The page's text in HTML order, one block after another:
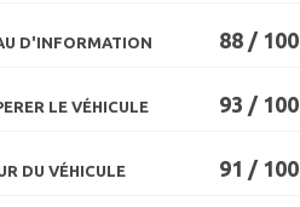
D'INFORMATION 88 / 100
LE VÉHICULE 93 / 100
DU VÉHICULE 91 / 100